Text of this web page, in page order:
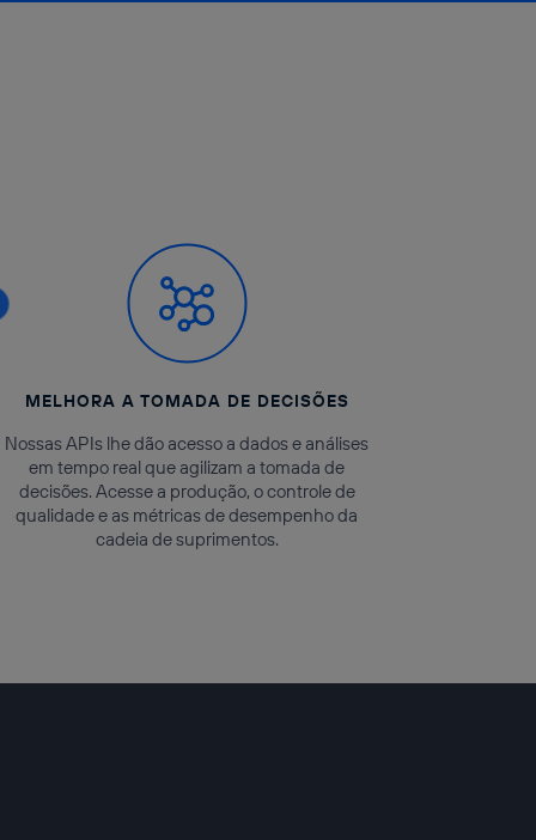
MELHORA A TOMADA DE DECISÕES
Nossas APIs lhe dão acesso a dados e análises
em tempo real que agilizam a tomada de
decisões. Acesse a produção, o controle de
qualidade e as métricas de desempenho da
cadeia de suprimentos.